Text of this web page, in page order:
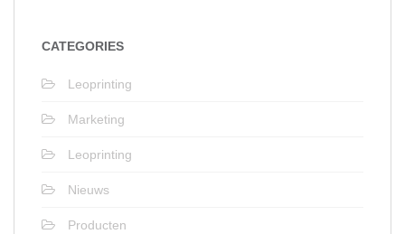
CATEGORIES
Leoprinting
Marketing
Leoprinting
Nieuws
Producten